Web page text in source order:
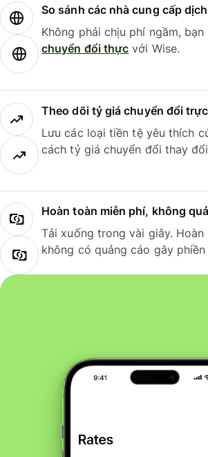
So sánh các nhà cung cấp
Không phải chịu phí ngầm, bạn
chuyển đổi thực với Wise.
Theo dõi tỷ giá chuyển đổi
Lưu các loại tiền tệ yêu thích
cách tỷ giá chuyển đổi thay
Hoàn toàn miễn phí, không
Tải xuống trong vài giây.
không có quảng cáo gây